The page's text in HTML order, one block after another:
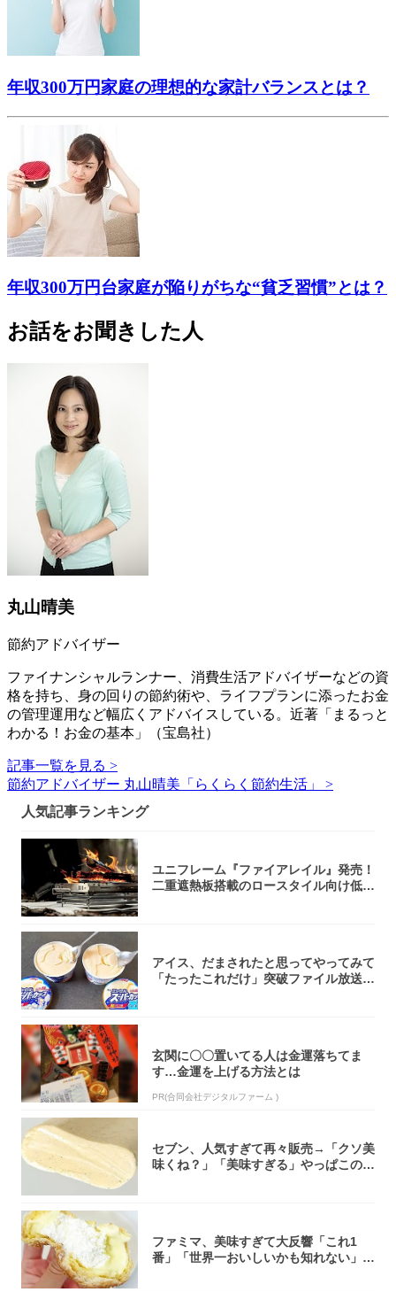
年収300万円家庭の理想的な家計バランスとは？
年収300万円台家庭が陥りがちな“貧乏習慣”とは？
お話をお聞きした人
丸山晴美
節約アドバイザー
ファイナンシャルランナー、消費生活アドバイザーなどの資
格を持ち、身の回りの節約術や、ライフプランに添ったお金
の管理運用など幅広くアドバイスしている。近著「まるっと
わかる！お金の基本」（宝島社）
記事一覧を見る >
節約アドバイザー 丸山晴美「らくらく節約生活」 >
人気記事ランキング
ユニフレーム『ファイアレイル』発売！
二重遮熱板搭載のロースタイル向け低型
アイス、だまされたと思ってやってみて
「たったこれだけ」突破ファイル放送で
玄関に〇〇置いてる人は金運落ちてま
す…金運を上げる方法とは
PR(合同会社デジタルファーム )
セブン、人気すぎて再々販売→「クソ美
味くね？」「美味すぎる」やっぱこのク
ファミマ、美味すぎて大反響「これ1
番」「世界一おいしいかも知れない」